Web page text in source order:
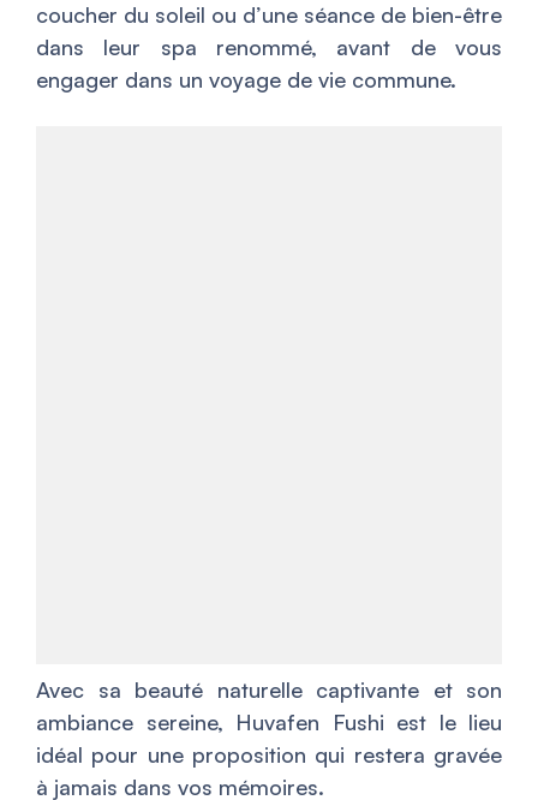
coucher du soleil ou d’une séance de bien-être
dans leur spa renommé, avant de vous
engager dans un voyage de vie commune.
Avec sa beauté naturelle captivante et son
ambiance sereine, Huvafen Fushi est le lieu
idéal pour une proposition qui restera gravée
à jamais dans vos mémoires.